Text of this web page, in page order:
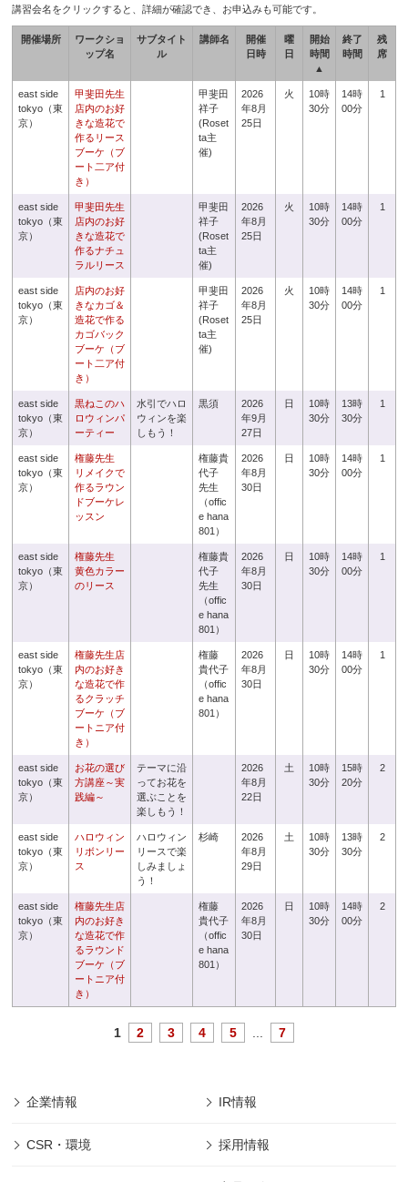
講習会名をクリックすると、詳細が確認でき、お申込みも可能です。
開催場所
ワークショ
ップ名
サブタイト
ル
講師名
開催
日時
曜
日
開始
時間
▲
終了
時間
残
席
east side
tokyo（東
京）
甲斐田先生
店内のお好
きな造花で
作るリース
ブーケ（ブ
ート二ア付
き）
甲斐田
祥子
(Roset
ta主
催)
2026
年8月
25日
火
10時
30分
14時
00分
1
east side
tokyo（東
京）
甲斐田先生
店内のお好
きな造花で
作るナチュ
ラルリース
甲斐田
祥子
(Roset
ta主
催)
2026
年8月
25日
火
10時
30分
14時
00分
1
east side
tokyo（東
京）
店内のお好
きなカゴ＆
造花で作る
カゴバック
ブーケ（ブ
ート二ア付
き）
甲斐田
祥子
(Roset
ta主
催)
2026
年8月
25日
火
10時
30分
14時
00分
1
east side
tokyo（東
京）
黒ねこのハ
ロウィンパ
ーティー
水引でハロ
ウィンを楽
しもう！
黒須
2026
年9月
27日
日
10時
30分
13時
30分
1
east side
tokyo（東
京）
権藤先生
リメイクで
作るラウン
ドブーケレ
ッスン
権藤貴
代子
先生
（offic
e hana
801）
2026
年8月
30日
日
10時
30分
14時
00分
1
east side
tokyo（東
京）
権藤先生
黄色カラー
のリース
権藤貴
代子
先生
（offic
e hana
801）
2026
年8月
30日
日
10時
30分
14時
00分
1
east side
tokyo（東
京）
権藤先生店
内のお好き
な造花で作
るクラッチ
ブーケ（ブ
ートニア付
き）
権藤
貴代子
（offic
e hana
801）
2026
年8月
30日
日
10時
30分
14時
00分
1
east side
tokyo（東
京）
お花の選び
方講座～実
践編～
テーマに沿
ってお花を
選ぶことを
楽しもう！
2026
年8月
22日
土
10時
30分
15時
20分
2
east side
tokyo（東
京）
ハロウィン
リボンリー
ス
ハロウィン
リースで楽
しみましょ
う！
杉崎
2026
年8月
29日
土
10時
30分
13時
30分
2
east side
tokyo（東
京）
権藤先生店
内のお好き
な造花で作
るラウンド
ブーケ（ブ
ートニア付
き）
権藤
貴代子
（offic
e hana
801）
2026
年8月
30日
日
10時
30分
14時
00分
2
1 2 3 4 5 7
企業情報 IR情報
CSR・環境 採用情報